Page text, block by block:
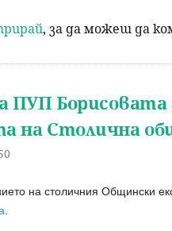
, за да можеш да
Борисовата
на Столична
на столичния Общински